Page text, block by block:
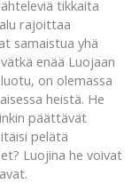
tikkaita
rajoittaa
samaistua yhä
enää Luojaan
on olemassa
heistä. He
päättävät
pelätä
Luojina he voivat